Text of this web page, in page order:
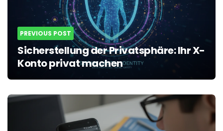
PREVIOUS POST
Sicherstellung der Privatsphäre: Ihr X-
Konto privat machen